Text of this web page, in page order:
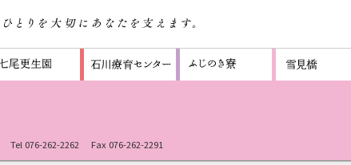
Tel 076-262-2262 Fax 076-262-2291